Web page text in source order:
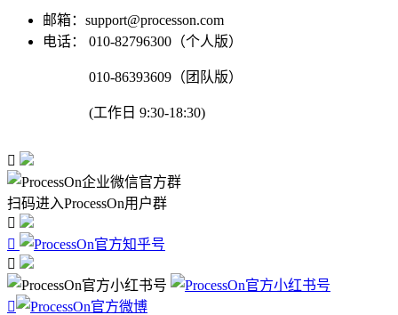
邮箱：support@processon.com
电话：
010-82796300（个人版）
010-86393609（团队版）
(工作日 9:30-18:30)

扫码进入ProcessOn用户群



